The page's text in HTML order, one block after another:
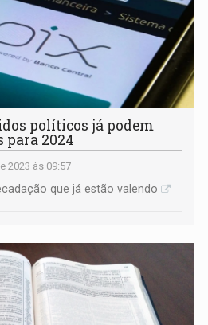
políticos já podem
para 2024
2023 às 09:57
que já estão valendo